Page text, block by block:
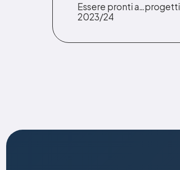
Essere pronti a…progetti
2023/24